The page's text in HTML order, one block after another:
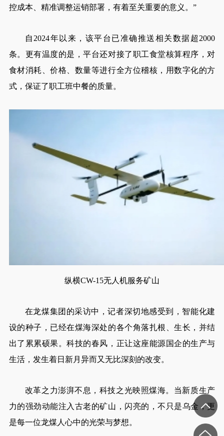
控成本、精准调整运销部署，有着至关重要的意义。”
自2024年以来，该平台已准确推送相关数据超2000
条。更有温度的是，平台还对接了职工食堂核算程序，对
食材消耗、价格、数量等进行全方位稽核，用数字化的方
式，保证了职工班中餐的质量。
纵横CW-15无人机服务矿山
在龙煤集团的采访中，记者深切地感受到，智能化建
设的种子，已经在煤海深处的各个角落扎根、生长，并结
出了累累硕果。科技的春风，正让这座能源国企的生产与
生活，发生着日新月异而又无比深刻的改变。
改革之力澎湃不息，科技之光映照煤海。当新质生产
力的强劲动能注入古老的矿山，闪亮的，不只是乌金，更
是每一位龙煤人心中的光荣与梦想。